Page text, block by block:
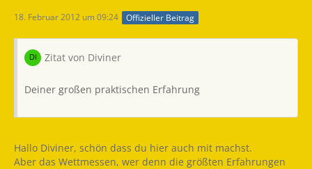
18. Februar 2012 um 09:24 Offizieller Beitrag
Zitat von Diviner
Deiner großen praktischen Erfahrung
Hallo Diviner, schön dass du hier auch mit machst.
Aber das Wettmessen, wer denn die größten Erfahrungen